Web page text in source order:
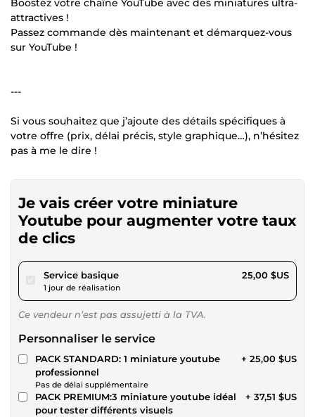
Boostez votre chaîne YouTube avec des miniatures ultra-
attractives !
Passez commande dès maintenant et démarquez-vous
sur YouTube !
---
Si vous souhaitez que j’ajoute des détails spécifiques à
votre offre (prix, délai précis, style graphique…), n’hésitez
pas à me le dire !
Je vais créer votre miniature
Youtube pour augmenter votre taux
de clics
Service basiquepour 23,04 $US
1 jour de réalisation
25,00 $US
Ce vendeur n’est pas assujetti à la TVA.
Personnaliser le service
PACK STANDARD: 1 miniature youtube
professionnel
Pas de délai supplémentaire
+ 25,00 $US
PACK PREMIUM:3 miniature youtube idéal
pour tester différents visuels
+ 37,51 $US